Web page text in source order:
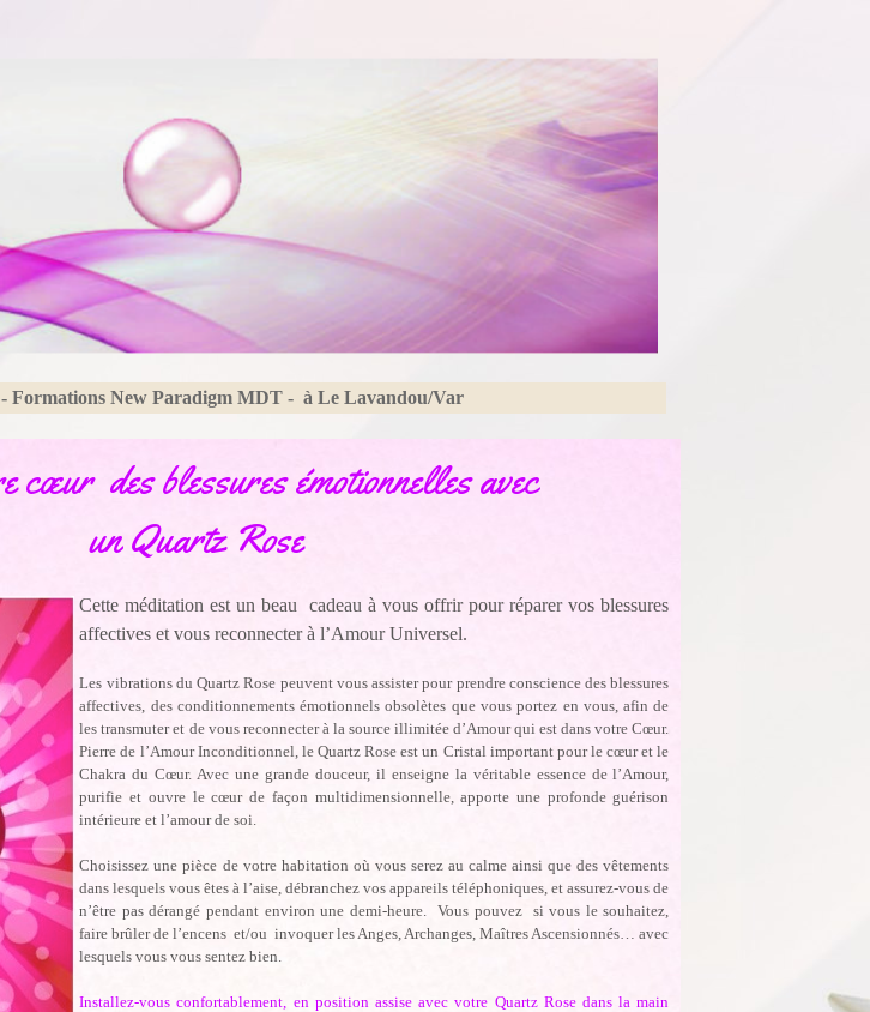
- Formations New Paradigm MDT - à Le Lavandou/Var
cœur des blessures émotionnelles avec
un Quartz Rose
Cette méditation est un beau cadeau à vous offrir pour réparer vos blessures
affectives et vous reconnecter à l’Amour Universel.
Les vibrations du Quartz Rose peuvent vous assister pour prendre conscience des blessures
affectives, des conditionnements émotionnels obsolètes que vous portez en vous, afin de
les transmuter et de vous reconnecter à la source illimitée d’Amour qui est dans votre Cœur.
Pierre de l’Amour Inconditionnel, le Quartz Rose est un Cristal important pour le cœur et le
Chakra du Cœur. Avec une grande douceur, il enseigne la véritable essence de l’Amour,
purifie et ouvre le cœur de façon multidimensionnelle, apporte une profonde guérison
intérieure et l’amour de soi.
Choisissez une pièce de votre habitation où vous serez au calme ainsi que des vêtements
dans lesquels vous êtes à l’aise, débranchez vos appareils téléphoniques, et assurez-vous de
n’être pas dérangé pendant environ une demi-heure. Vous pouvez si vous le souhaitez,
faire brûler de l’encens et/ou invoquer les Anges, Archanges, Maîtres Ascensionnés… avec
lesquels vous vous sentez bien.
Installez-vous confortablement, en position assise avec votre Quartz Rose dans la main